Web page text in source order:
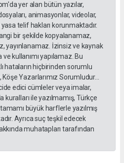
yer alan bütün yazılar,
animasyonlar, videolar,
telif hakları korunmaktadır.
bir şekilde kopyalanamaz,
yayınlanamaz. İzinsiz ve kaynak
kullanımı yapılamaz. Bu
hataların hiçbirinden sorumlu
Yazarlarımız Sorumludur...
edici cümleler veya imalar,
kuralları ile yazılmamış, Türkçe
büyük harflerle yazılmış
Ayrıca suç teşkil edecek
muhatapları tarafından